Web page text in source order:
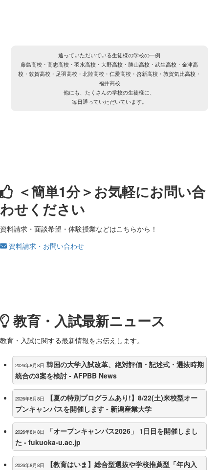
通っていただいている生徒様の学校の一例
藤島高校・高志高校・羽水高校・大野高校・勝山高校・武生高校・金津高
校・敦賀高校・足羽高校・北陸高校・仁愛高校・啓新高校・敦賀気比高校・
福井高校
他にも、たくさんの学校の生徒様に、
毎日通っていただいています。
＜簡単1分＞お気軽にお問い合
わせください
資料請求・面談希望・体験授業などはこちらから！
資料請求・お問い合わせ
教育・入試最新ニュース
教育・入試に関する最新情報をお伝えします。
2026年8月8日 韓国の大学入試改革、絶対評価・記述式・選抜時期
統合の3案を検討 - AFPBB News
2026年8月8日
【夏の特別プログラムあり!】8/22(土)来校型オー
プンキャンパスを開催します - 新潟産業大学
2026年8月8日
「オープンキャンパス2026」 1日目を開催しまし
た - fukuoka-u.ac.jp
2026年8月8日
【教育はいま】総合型選抜や学校推薦型「年内入